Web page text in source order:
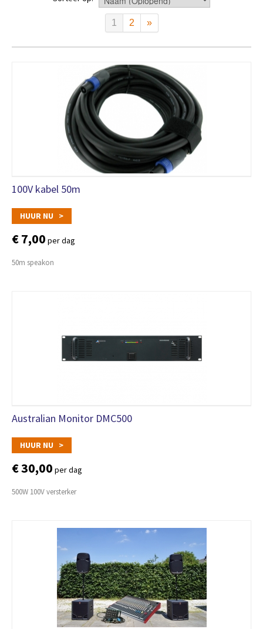
1 2 »
100V kabel 50m
HUUR NU >
€ 7,00 per dag
50m speakon
Australian Monitor DMC500
HUUR NU >
€ 30,00 per dag
500W 100V versterker